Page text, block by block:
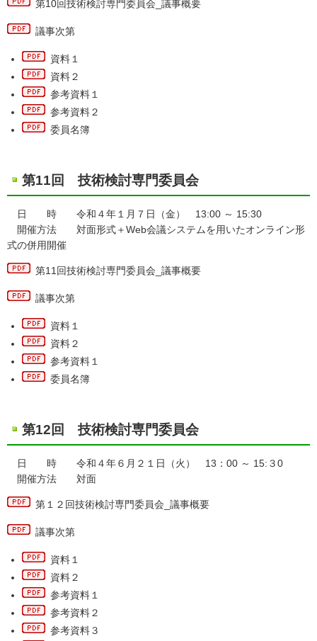
第10回技術検討専門委員会_議事概要
議事次第
資料１
資料２
参考資料１
参考資料２
委員名簿
第11回 技術検討専門委員会
日 時 令和４年１月７日（金） 13:00 ～ 15:30
開催方法 対面形式＋Web会議システムを用いたオンライン形
式の併用開催
第11回技術検討専門委員会_議事概要
議事次第
資料１
資料２
参考資料１
委員名簿
第12回 技術検討専門委員会
日 時 令和４年６月２１日（火） 13：00 ～ 15:３0
開催方法 対面
第１２回技術検討専門委員会_議事概要
議事次第
資料１
資料２
参考資料１
参考資料２
参考資料３